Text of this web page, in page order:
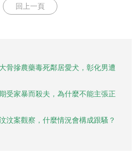
回上一頁
骨摻農藥毒死鄰居愛犬，彰化男遭
受家暴而殺夫，為什麼不能主張正
汶案觀察，什麼情況會構成跟騷？